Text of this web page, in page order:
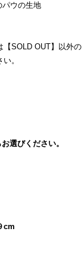
ウの生地
【SOLD OUT】以外の
。
選びください。
cm